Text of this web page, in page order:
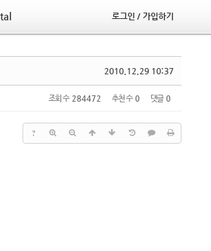
로그인 / 가입하기
2010.12.29 10:37
조회 수 284472 추천 수 0 댓글 0
?